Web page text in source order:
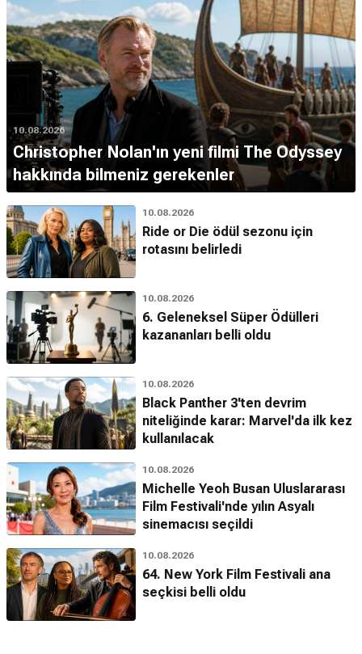
10.08.2026
Christopher Nolan'ın yeni filmi The Odyssey
hakkında bilmeniz gerekenler
10.08.2026
Ride or Die ödül sezonu için
rotasını belirledi
10.08.2026
6. Geleneksel Süper Ödülleri
kazananları belli oldu
10.08.2026
Black Panther 3'ten devrim
niteliğinde karar: Marvel'da ilk kez
kullanılacak
10.08.2026
Michelle Yeoh Busan Uluslararası
Film Festivali'nde yılın Asyalı
sinemacısı seçildi
10.08.2026
64. New York Film Festivali ana
seçkisi belli oldu